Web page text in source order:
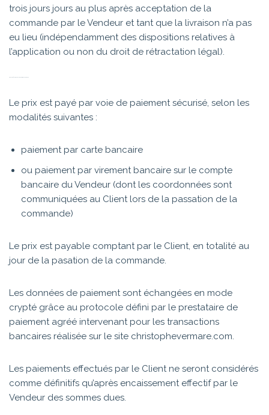
trois jours jours au plus après acceptation de la
commande par le Vendeur et tant que la livraison n’a pas
eu lieu (indépendamment des dispositions relatives à
l’application ou non du droit de rétractation légal).
Le prix est payé par voie de paiement sécurisé, selon les
modalités suivantes :
paiement par carte bancaire
ou paiement par virement bancaire sur le compte
bancaire du Vendeur (dont les coordonnées sont
communiquées au Client lors de la passation de la
commande)
Le prix est payable comptant par le Client, en totalité au
jour de la pasation de la commande.
Les données de paiement sont échangées en mode
crypté grâce au protocole défini par le prestataire de
paiement agréé intervenant pour les transactions
bancaires réalisée sur le site christophevermare.com.
Les paiements effectués par le Client ne seront considérés
comme définitifs qu’après encaissement effectif par le
Vendeur des sommes dues.